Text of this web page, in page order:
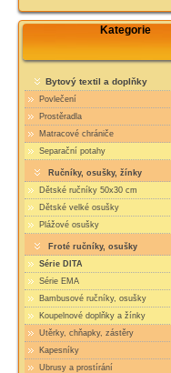
Kategorie
Bytový textil a doplňky
Povlečení
Prostěradla
Matracové chrániče
Separační potahy
Ručníky, osušky, žínky
Dětské ručníky 50x30 cm
Dětské velké osušky
Plážové osušky
Froté ručníky, osušky
Série DITA
Série EMA
Bambusové ručníky, osušky
Koupelnové doplňky a žínky
Utěrky, chňapky, zástěry
Kapesníky
Ubrusy a prostírání